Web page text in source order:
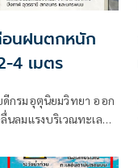
อนฝนตกหนัก
4 เมตร
กรมอุตุนิยมวิทยา ออก
นลมแรงบริเวณทะเล